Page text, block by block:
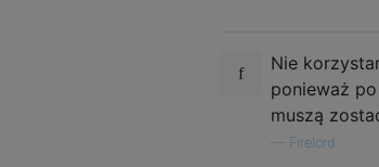
Nie
ponieważ
muszą
Firelord